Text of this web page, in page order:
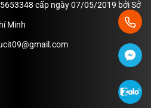
cấp ngày 07/05/2019 bởi Sở
Minh